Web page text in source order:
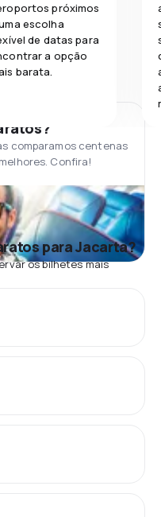
próximos
escolha
de datas para
a opção
barata.
comparamos centenas
Confira!
para Jacarta?
os bilhetes mais